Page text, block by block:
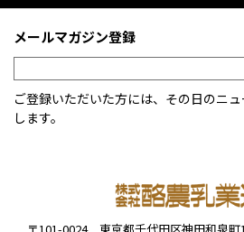
メールマガジン登録
ご登録いただいた方には、その日のニ
します。